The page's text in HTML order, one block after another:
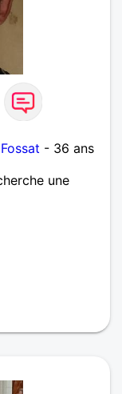
- 36 ans
une